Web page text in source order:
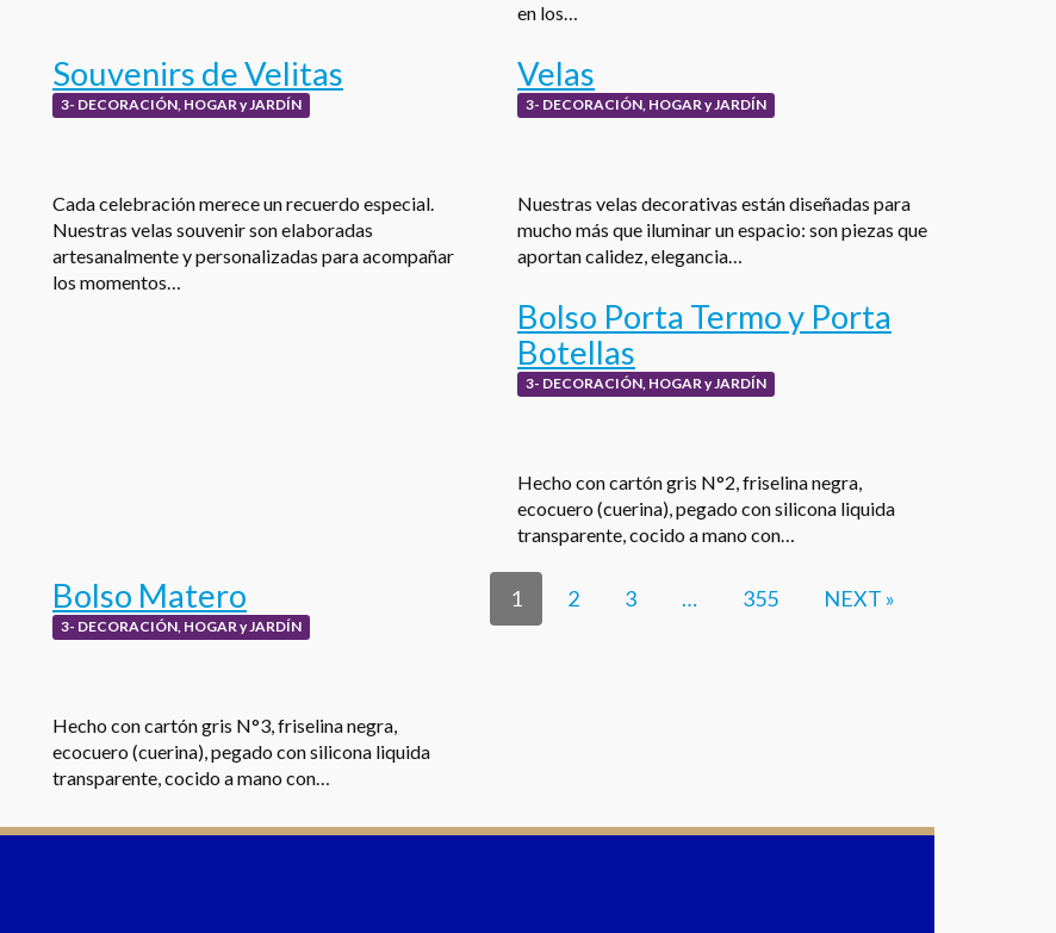
en los…
Souvenirs de Velitas
3- DECORACIÓN, HOGAR y JARDÍN
Cada celebración merece un recuerdo especial.
Nuestras velas souvenir son elaboradas
artesanalmente y personalizadas para acompañar
los momentos…
Velas
3- DECORACIÓN, HOGAR y JARDÍN
Nuestras velas decorativas están diseñadas para
mucho más que iluminar un espacio: son piezas que
aportan calidez, elegancia…
Bolso Porta Termo y Porta
Botellas
3- DECORACIÓN, HOGAR y JARDÍN
Hecho con cartón gris N°2, friselina negra,
ecocuero (cuerina), pegado con silicona liquida
transparente, cocido a mano con…
Bolso Matero
3- DECORACIÓN, HOGAR y JARDÍN
Hecho con cartón gris N°3, friselina negra,
ecocuero (cuerina), pegado con silicona liquida
transparente, cocido a mano con…
1 2 3 … 355 NEXT »